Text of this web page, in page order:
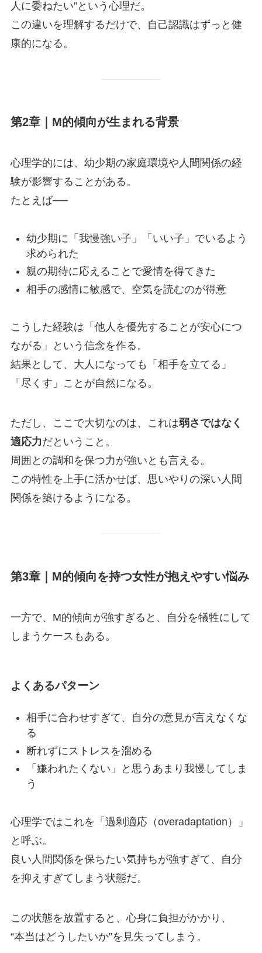
人に委ねたい”という心理だ。
この違いを理解するだけで、自己認識はずっと健
康的になる。
第2章｜M的傾向が生まれる背景
心理学的には、幼少期の家庭環境や人間関係の経
験が影響することがある。
たとえば──
幼少期に「我慢強い子」「いい子」でいるよう
求められた
親の期待に応えることで愛情を得てきた
相手の感情に敏感で、空気を読むのが得意
こうした経験は「他人を優先することが安心につ
ながる」という信念を作る。
結果として、大人になっても「相手を立てる」
「尽くす」ことが自然になる。
ただし、ここで大切なのは、これは弱さではなく
適応力だということ。
周囲との調和を保つ力が強いとも言える。
この特性を上手に活かせば、思いやりの深い人間
関係を築けるようになる。
第3章｜M的傾向を持つ女性が抱えやすい悩み
一方で、M的傾向が強すぎると、自分を犠牲にして
しまうケースもある。
よくあるパターン
相手に合わせすぎて、自分の意見が言えなくな
る
断れずにストレスを溜める
「嫌われたくない」と思うあまり我慢してしま
う
心理学ではこれを「過剰適応（overadaptation）」
と呼ぶ。
良い人間関係を保ちたい気持ちが強すぎて、自分
を抑えすぎてしまう状態だ。
この状態を放置すると、心身に負担がかかり、
“本当はどうしたいか”を見失ってしまう。